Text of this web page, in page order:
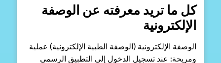
كل ما تريد معرفته عن الوصفة
الإلكترونية
الوصفة الإلكترونية (الوصفة الطبية الإلكترونية) عملية
ومريحة: عند تسجيل الدخول إلى التطبيق الرسمي